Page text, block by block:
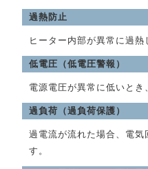
過熱防止
ヒーター内部が異常に過熱
低電圧（低電圧警報）
電源電圧が異常に低いとき
過負荷（過負荷保護）
過電流が流れた場合、電気
す。